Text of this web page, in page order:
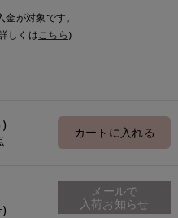
が対象です。
しくはこちら )
カートに入れる
)
メールで
入荷お知らせ